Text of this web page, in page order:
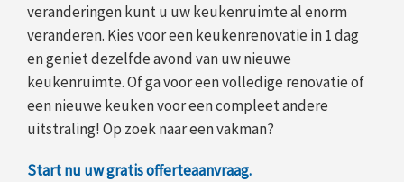
veranderingen kunt u uw keukenruimte al enorm
veranderen. Kies voor een keukenrenovatie in 1 dag
en geniet dezelfde avond van uw nieuwe
keukenruimte. Of ga voor een volledige renovatie of
een nieuwe keuken voor een compleet andere
uitstraling! Op zoek naar een vakman?
Start nu uw gratis offerteaanvraag.